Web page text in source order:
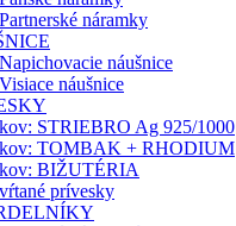
Partnerské náramky
Napichovacie náušnice
Visiace náušnice
kov: STRIEBRO Ag 925/1000
kov: TOMBAK + RHODIUM
kov: BIŽUTÉRIA
vŕtané prívesky